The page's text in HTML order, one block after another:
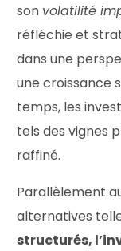
son volatilité
réfléchie et
dans une
une croissance
temps, les
tels des vignes
raffiné.
Parallèlement
alternatives
structurés,